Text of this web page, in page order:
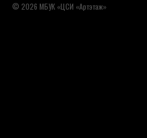
© 2026 МБУК «ЦСИ «Артэтаж»